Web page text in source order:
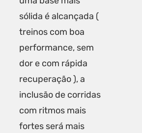
sólida é alcançada (
treinos com boa
performance, sem
dor e com rápida
recuperação ), a
inclusão de corridas
com ritmos mais
fortes será mais